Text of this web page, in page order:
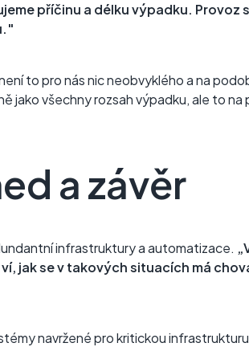
příčinu a délku výpadku.
to pro nás nic neobvyklého a na
jako všechny rozsah výpadku, ale to na
a závěr
infrastruktury a automatizace.
jak se v takových situacích má
navržené pro kritickou